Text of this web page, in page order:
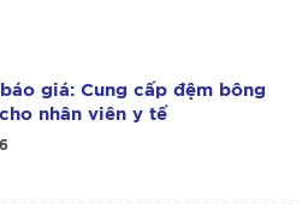
giá: Cung cấp đệm bông
nhân viên y tế